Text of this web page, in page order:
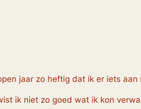
jaar zo heftig dat ik er iets aan
ik niet zo goed wat ik kon